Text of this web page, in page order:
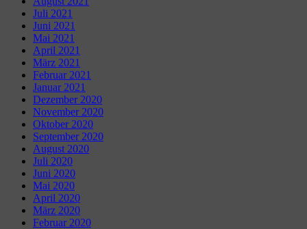
Juli 2021
Juni 2021
Mai 2021
April 2021
März 2021
Februar 2021
Januar 2021
Dezember 2020
November 2020
Oktober 2020
September 2020
August 2020
Juli 2020
Juni 2020
Mai 2020
April 2020
März 2020
Februar 2020